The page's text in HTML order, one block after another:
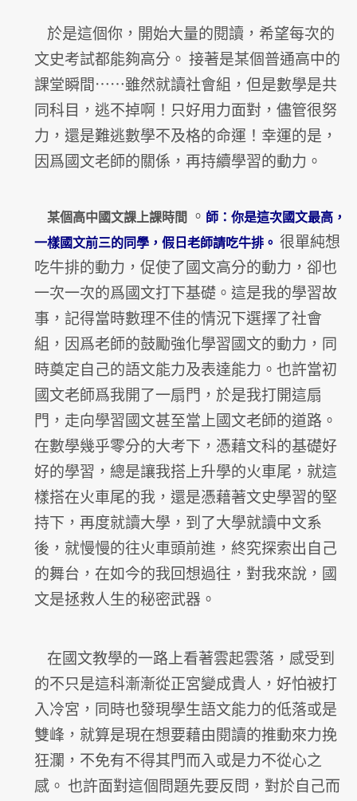
於是這個你，開始大量的閱讀，希望每次的
文史考試都能夠高分。 接著是某個普通高中的
課堂瞬間⋯⋯雖然就讀社會組， 但是數學是共
同科目，逃不掉啊！只好用力面對， 儘管很努
力，還是難逃數學不及格的命運！ 幸運的是，
因爲國文老師的關係，再持續學習的動力。
某個高中國文課上課時間 。 師：你是這次國文最高，
一樣國文前三的同學，假日老師請吃牛排。 很單純想
吃牛排的動力，促使了國文高分的動力， 卻也
一次一次的爲國文打下基礎。這是我的學習故
事， 記得當時數理不佳的情況下選擇了社會
組， 因爲老師的鼓勵強化學習國文的動力， 同
時奠定自己的語文能力及表達能力。 也許當初
國文老師爲我開了一扇門， 於是我打開這扇
門，走向學習國文甚至當上國文老師的道路。
在數學幾乎零分的大考下，憑藉文科的基礎好
好的學習， 總是讓我搭上升學的火車尾， 就這
樣搭在火車尾的我，還是憑藉著文史學習的堅
持下，再度就讀大學， 到了大學就讀中文系
後，就慢慢的往火車頭前進， 終究探索出自己
的舞台，在如今的我回想過往， 對我來說，國
文是拯救人生的秘密武器。
在國文教學的一路上看著雲起雲落， 感受到
的不只是這科漸漸從正宮變成貴人，好怕被打
入冷宮， 同時也發現學生語文能力的低落或是
雙峰， 就算是現在想要藉由閱讀的推動來力挽
狂瀾， 不免有不得其門而入或是力不從心之
感。 也許面對這個問題先要反問，對於自己而